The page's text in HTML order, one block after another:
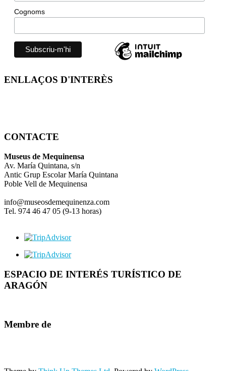
Cognoms
ENLLAÇOS D'INTERÈS
CONTACTE
Museus de Mequinensa
Av. María Quintana, s/n
Antic Grup Escolar María Quintana
Poble Vell de Mequinensa
info@museosdemequinenza.com
Tel. 974 46 47 05 (9-13 horas)
ESPACIO DE INTERÉS TURÍSTICO DE
ARAGÓN
Membre de